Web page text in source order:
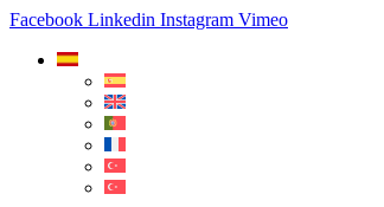
Facebook Linkedin Instagram Vimeo